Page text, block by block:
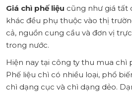
Giá chì phế liệu cũng như giá tất
khác đều phụ thuộc vào thị
cả, nguồn cung cầu và đơn vị
trong nước.
Hiện nay tại công ty thu mua chì
Phế liệu chì có nhiều loại, phổ
chì dạng cục và chì dạng dẻo.